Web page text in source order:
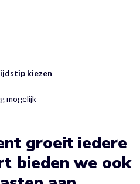
kiezen
mogelijk
groeit iedere
bieden we ook